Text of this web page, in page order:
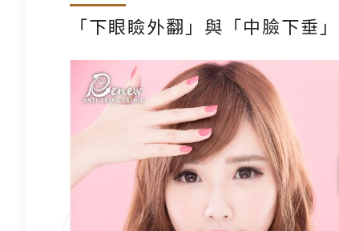
「下眼瞼外翻」與「中臉下垂